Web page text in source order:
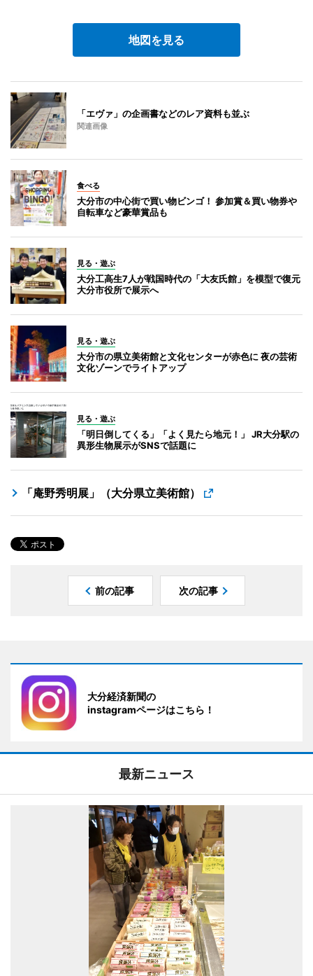
地図を見る
「エヴァ」の企画書などのレア資料も並ぶ
関連画像
食べる
大分市の中心街で買い物ビンゴ！ 参加賞＆買い物券や
自転車など豪華賞品も
見る・遊ぶ
大分工高生7人が戦国時代の「大友氏館」を模型で復元
大分市役所で展示へ
見る・遊ぶ
大分市の県立美術館と文化センターが赤色に 夜の芸術
文化ゾーンでライトアップ
見る・遊ぶ
「明日倒してくる」「よく見たら地元！」 JR大分駅の
異形生物展示がSNSで話題に
「庵野秀明展」（大分県立美術館）
前の記事 次の記事
大分経済新聞の
instagramページはこちら！
最新ニュース